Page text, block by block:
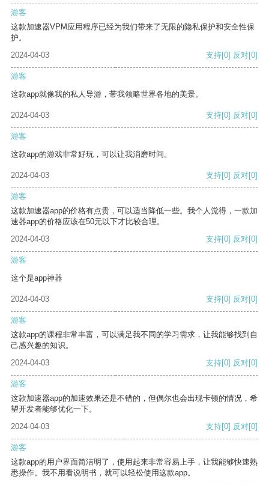
游客
这款加速器VPM应用程序已经为我们带来了无限的隐私保护和安全性保
护。
2024-04-03
支持[0] 反对[0]
游客
这款app就像我的私人导游，带我领略世界各地的美景。
2024-04-03 支持[0] 反对[0]
游客
这款app的游戏非常好玩，可以让我消磨时间。
2024-04-03 支持[0] 反对[0]
游客
这款加速器app的价格有点贵，可以适当降低一些。我个人觉得，一款加
速器app的价格应该在50元以下才比较合理。
2024-04-03
支持[0] 反对[0]
游客
这个是app神器
2024-04-03 支持[0] 反对[0]
游客
这款app的课程非常丰富，可以满足我不同的学习需求，让我能够找到自
己感兴趣的知识。
2024-04-03
支持[0] 反对[0]
游客
这款加速器app的加速效果还是不错的，但偶尔也会出现卡顿的情况，希
望开发者能够优化一下。
2024-04-03
支持[0] 反对[0]
游客
这款app的用户界面简洁明了，使用起来非常容易上手，让我能够快速熟
悉操作。我不用看说明书，就可以轻松使用这款app。